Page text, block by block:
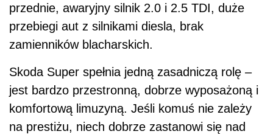
przednie, awaryjny silnik 2.0 i 2.5 TDI, duże
przebiegi aut z silnikami diesla, brak
zamienników blacharskich.
Skoda Super spełnia jedną zasadniczą rolę –
jest bardzo przestronną, dobrze wyposażoną i
komfortową limuzyną. Jeśli komuś nie zależy
na prestiżu, niech dobrze zastanowi się nad